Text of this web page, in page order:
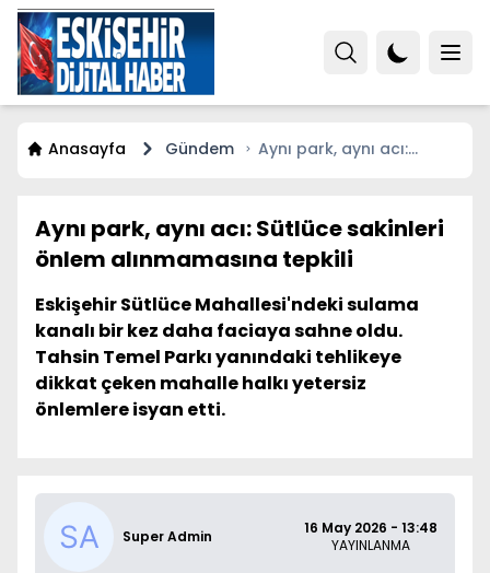
Anasayfa Gündem
Aynı park, aynı acı:
Aynı park, aynı acı: Sütlüce sakinleri
önlem alınmamasına tepkili
Eskişehir Sütlüce Mahallesi'ndeki sulama
kanalı bir kez daha faciaya sahne oldu.
Tahsin Temel Parkı yanındaki tehlikeye
dikkat çeken mahalle halkı yetersiz
önlemlere isyan etti.
Super Admin
16 May 2026 - 13:48
YAYINLANMA